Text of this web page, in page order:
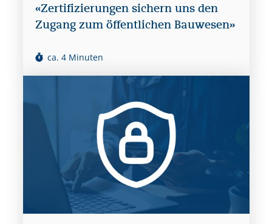
«Zertifizierungen sichern uns den
Zugang zum öffentlichen Bauwesen»
ca. 4 Minuten